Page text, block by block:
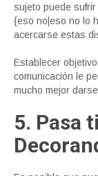
sujeto puede
{eso no|eso no lo
acercarse estas
Establecer
comunicación le
mucho mejor
5. Pasa